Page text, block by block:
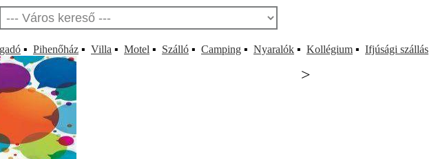
>
▪ Pihenőház ▪ Villa ▪ Motel ▪ Szálló ▪ Camping ▪ Nyaralók ▪ Kollégium ▪ Ifjúsági szállás